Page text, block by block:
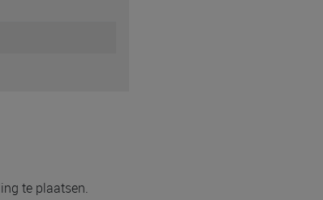
te plaatsen.